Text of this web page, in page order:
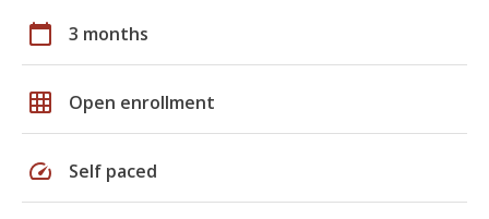
calendar_today 3 months
grid_on Open enrollment
speed Self paced